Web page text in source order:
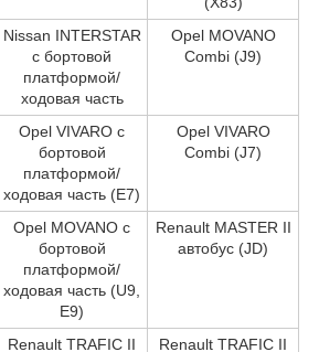
Nissan INTERSTAR
c бортовой
платформой/
ходовая часть
Opel MOVANO
Combi (J9)
Opel VIVARO c
бортовой
платформой/
ходовая часть (E7)
Opel VIVARO
Combi (J7)
Opel MOVANO c
бортовой
платформой/
ходовая часть (U9,
E9)
Renault MASTER II
автобус (JD)
Renault TRAFIC II
Renault TRAFIC II